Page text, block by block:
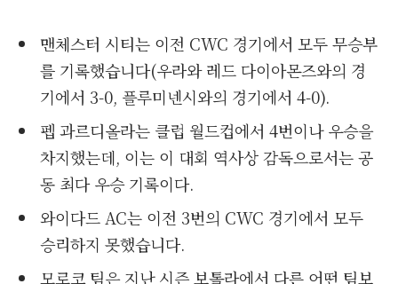
맨체스터 시티는 이전 CWC 경기에서 모두 무승부
를 기록했습니다(우라와 레드 다이아몬즈와의 경
기에서 3-0, 플루미넨시와의 경기에서 4-0).
펩 과르디올라는 클럽 월드컵에서 4번이나 우승을
차지했는데, 이는 이 대회 역사상 감독으로서는 공
동 최다 우승 기록이다.
와이다드 AC는 이전 3번의 CWC 경기에서 모두
승리하지 못했습니다.
모로코 팀은 지난 시즌 보톨라에서 다른 어떤 팀보